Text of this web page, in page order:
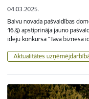
04.03.2025.
Balvu novada pašvaldības
16.§) apstiprināja jauno
ideju konkursa “Tava biznesa
Aktualitātes